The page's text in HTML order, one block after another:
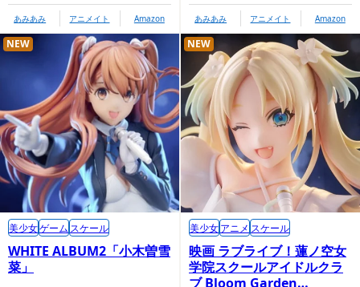
あみあみ アニメイト Amazon あみあみ アニメイト Amazon
WHITE ALBUM2「小木曽雪
菜」
NEW
美少女ゲーム スケール
映画 ラブライブ！蓮ノ空女
学院スクールアイドルクラ
ブ Bloom Garden
NEW
美少女アニメ スケール